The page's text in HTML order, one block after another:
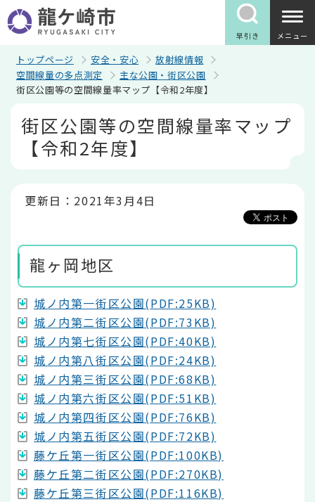
の
ペ
早引き メニュー
トップページ 安全・安心
放射線情報
空間線量の多点測定
主な公園・街区公園
街区公園等の空間線量率マップ【令和2年度】
街区公園等の空間線量率マップ
【令和2年度】
更新日：2021年3月4日
龍ヶ岡地区
城ノ内第一街区公園(PDF:25KB)
城ノ内第二街区公園(PDF:73KB)
城ノ内第七街区公園(PDF:40KB)
城ノ内第八街区公園(PDF:24KB)
城ノ内第三街区公園(PDF:68KB)
城ノ内第六街区公園(PDF:51KB)
城ノ内第四街区公園(PDF:76KB)
城ノ内第五街区公園(PDF:72KB)
藤ケ丘第一街区公園(PDF:100KB)
藤ケ丘第二街区公園(PDF:270KB)
藤ケ丘第三街区公園(PDF:116KB)